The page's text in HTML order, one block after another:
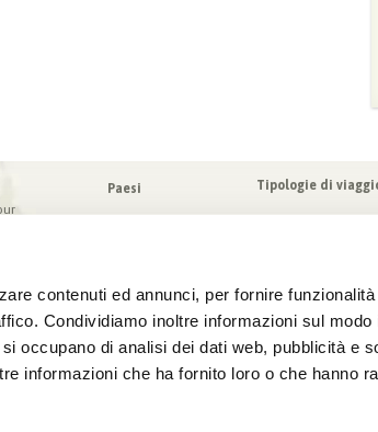
contenuti ed annunci, per fornire
Condividiamo inoltre informazioni sul
occupano di analisi dei dati web, pubblicità e
informazioni che ha fornito loro o che hanno
Paesi Tipologie di